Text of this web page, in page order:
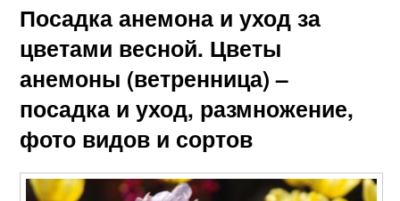
Посадка анемона и уход за
цветами весной. Цветы
анемоны (ветренница) –
посадка и уход, размножение,
фото видов и сортов